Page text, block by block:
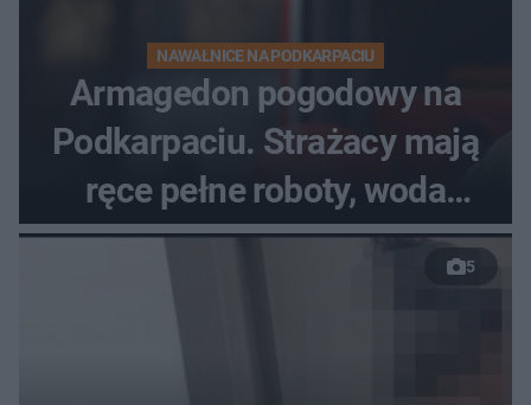
NAWAŁNICE NA PODKARPACIU
Armagedon pogodowy na
Podkarpaciu. Strażacy mają
ręce pełne roboty, woda
zalewa posesje i budynki
5